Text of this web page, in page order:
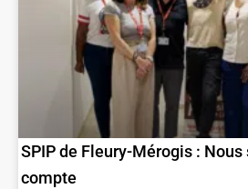
SPIP de Fleury-Mérogis :
compte